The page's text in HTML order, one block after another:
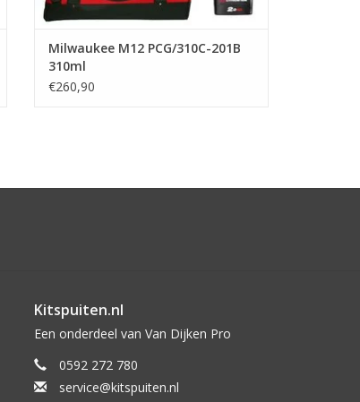
Milwaukee M12 PCG/310C-201B
310ml
€260,90
Kitspuiten.nl
Een onderdeel van Van Dijken Pro
0592 272 780
service@kitspuiten.nl